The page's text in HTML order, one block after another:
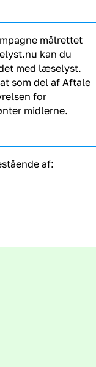
målrettet
kan du
med læselyst.
som del af Aftale
for
midlerne.
af: